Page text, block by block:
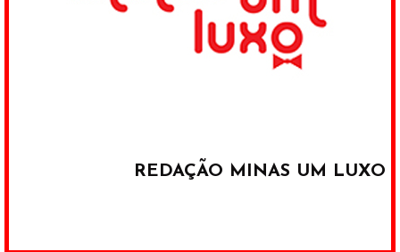
REDAÇÃO MINAS UM LUXO